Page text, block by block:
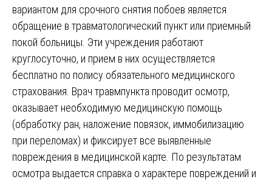
вариантом для срочного снятия побоев является
обращение в травматологический пункт или приемный
покой больницы. Эти учреждения работают
круглосуточно, и прием в них осуществляется
бесплатно по полису обязательного медицинского
страхования. Врач травмпункта проводит осмотр,
оказывает необходимую медицинскую помощь
(обработку ран, наложение повязок, иммобилизацию
при переломах) и фиксирует все выявленные
повреждения в медицинской карте. По результатам
осмотра выдается справка о характере повреждений и